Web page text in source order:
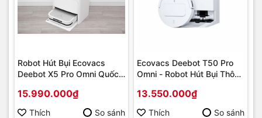
Robot Hút Bụi Ecovacs
Deebot X5 Pro Omni Quốc
15.990.000₫
Thích So sánh
Ecovacs Deebot T50 Pro
Omni - Robot Hút Bụi Thông
13.550.000₫
Thích So sánh